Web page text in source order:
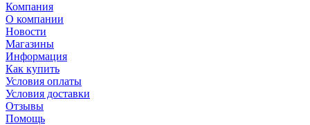
Компания
О компании
Новости
Магазины
Информация
Как купить
Условия оплаты
Условия доставки
Отзывы
Помощь